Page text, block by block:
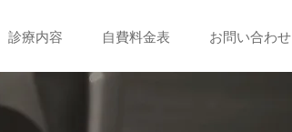
診療内容 自費料金表 お問い合わせ